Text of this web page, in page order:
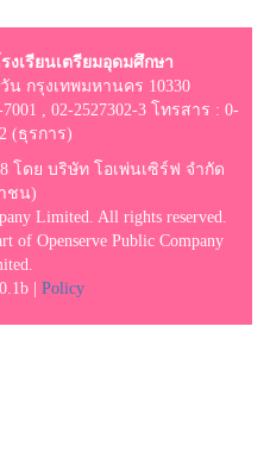
งเรียนเตรียมอุดมศึกษา
กรุงเทพมหานคร 10330
, 02-2527302-3 โทรสาร : 0-
(ธุรการ)
โดย บริษัท โอเพ่นเซิร์ฟ จำกัด
ชน)
Limited. All rights reserved.
of Openserve Public Company
| Policy